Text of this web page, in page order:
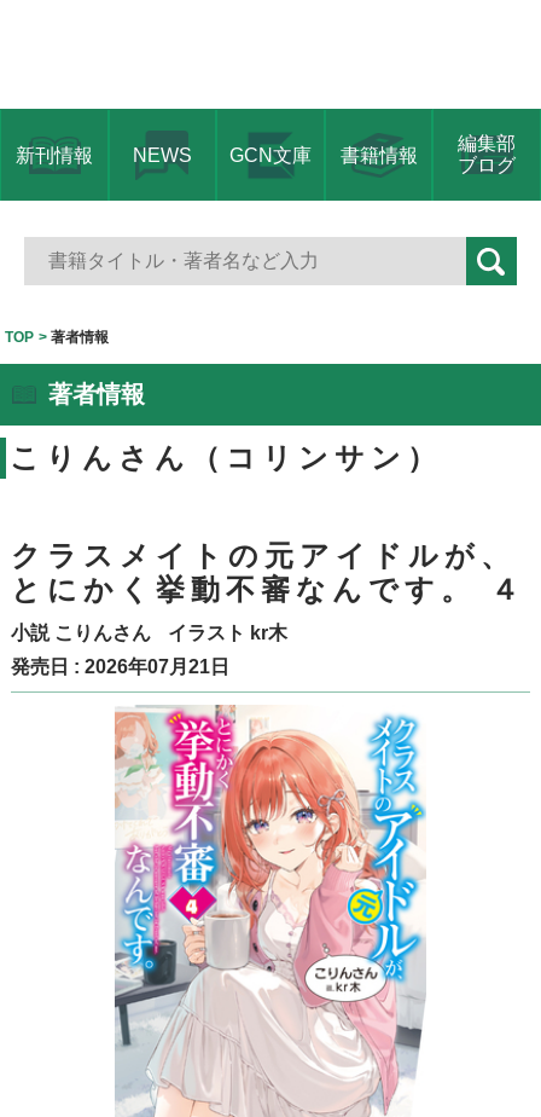
新刊情報 NEWS GCN文庫 書籍情報
編集部
ブログ
TOP 著者情報
著者情報
こりんさん（コリンサン）
クラスメイトの元アイドルが、
とにかく挙動不審なんです。 ４
小説 こりんさん イラスト kr木
発売日 : 2026年07月21日